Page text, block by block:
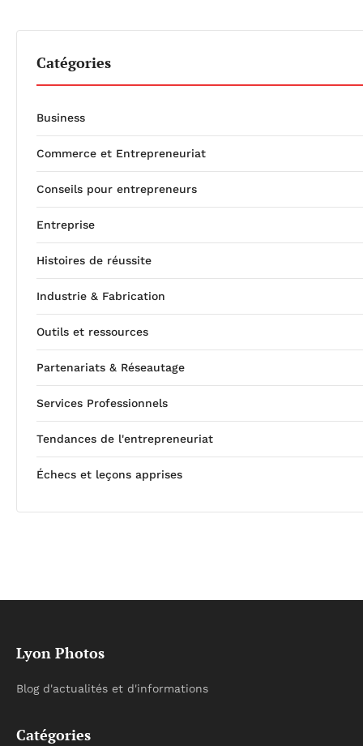
Catégories
Business
Commerce et Entrepreneuriat
Conseils pour entrepreneurs
Entreprise
Histoires de réussite
Industrie & Fabrication
Outils et ressources
Partenariats & Réseautage
Services Professionnels
Tendances de l'entrepreneuriat
Échecs et leçons apprises
Lyon Photos
Blog d'actualités et d'informations
Catégories